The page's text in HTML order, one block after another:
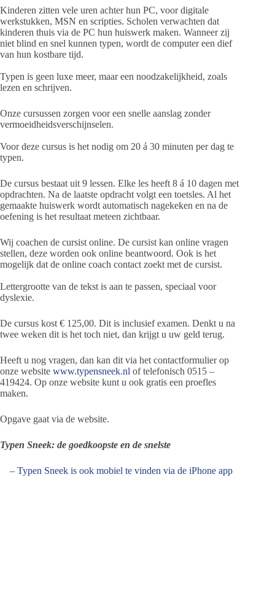
Kinderen zitten vele uren achter hun PC, voor digitale
werkstukken, MSN en scripties. Scholen verwachten dat
kinderen thuis via de PC hun huiswerk maken. Wanneer zij
niet blind en snel kunnen typen, wordt de computer een dief
van hun kostbare tijd.
Typen is geen luxe meer, maar een noodzakelijkheid, zoals
lezen en schrijven.
Onze cursussen zorgen voor een snelle aanslag zonder
vermoeidheidsverschijnselen.
Voor deze cursus is het nodig om 20 á 30 minuten per dag te
typen.
De cursus bestaat uit 9 lessen. Elke les heeft 8 á 10 dagen met
opdrachten. Na de laatste opdracht volgt een toetsles. Al het
gemaakte huiswerk wordt automatisch nagekeken en na de
oefening is het resultaat meteen zichtbaar.
Wij coachen de cursist online. De cursist kan online vragen
stellen, deze worden ook online beantwoord. Ook is het
mogelijk dat de online coach contact zoekt met de cursist.
Lettergrootte van de tekst is aan te passen, speciaal voor
dyslexie.
De cursus kost € 125,00. Dit is inclusief examen. Denkt u na
twee weken dit is het toch niet, dan krijgt u uw geld terug.
Heeft u nog vragen, dan kan dit via het contactformulier op
onze website www.typensneek.nl of telefonisch 0515 –
419424. Op onze website kunt u ook gratis een proefles
maken.
Opgave gaat via de website.
Typen Sneek: de goedkoopste en de snelste
– Typen Sneek is ook mobiel te vinden via de iPhone app